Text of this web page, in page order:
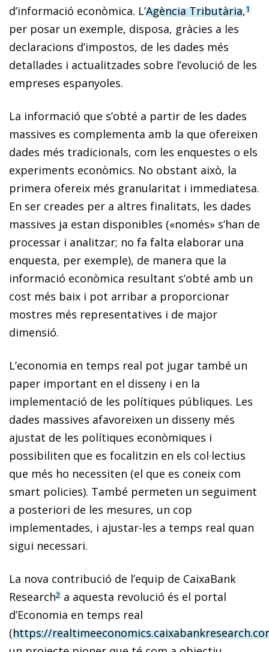
d’informació econòmica. L’Agència Tributària,1
per posar un exemple, disposa, gràcies a les
declaracions d’impostos, de les dades més
detallades i actualitzades sobre l’evolució de les
empreses espanyoles.
La informació que s’obté a partir de les dades
massives es complementa amb la que ofereixen
dades més tradicionals, com les enquestes o els
experiments econòmics. No obstant això, la
primera ofereix més granularitat i immedia­tesa.
En ser creades per a altres finalitats, les dades
massives ja estan disponibles («només» s’han de
processar i analitzar; no fa falta elaborar una
enquesta, per exemple), de manera que la
informació econòmica resultant s’obté amb un
cost més baix i pot arribar a proporcionar
mostres més representatives i de major
dimensió.
L’economia en temps real pot jugar també un
paper important en el disseny i en la
implementació de les polítiques públiques. Les
dades massives afavoreixen un disseny més
ajustat de les polítiques econòmiques i
possibiliten que es focalitzin en els col·lectius
que més ho necessiten (el que es coneix com
smart policies). També permeten un seguiment
a posteriori de les mesures, un cop
implementades, i ajustar-les a temps real quan
sigui necessari.
La nova contribució de l’equip de CaixaBank
Research2 a aquesta revolució és el portal
d’Economia en temps real
(https://